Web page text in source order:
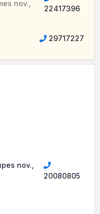
nov.,
22417396
29717227
nov.,
20080805